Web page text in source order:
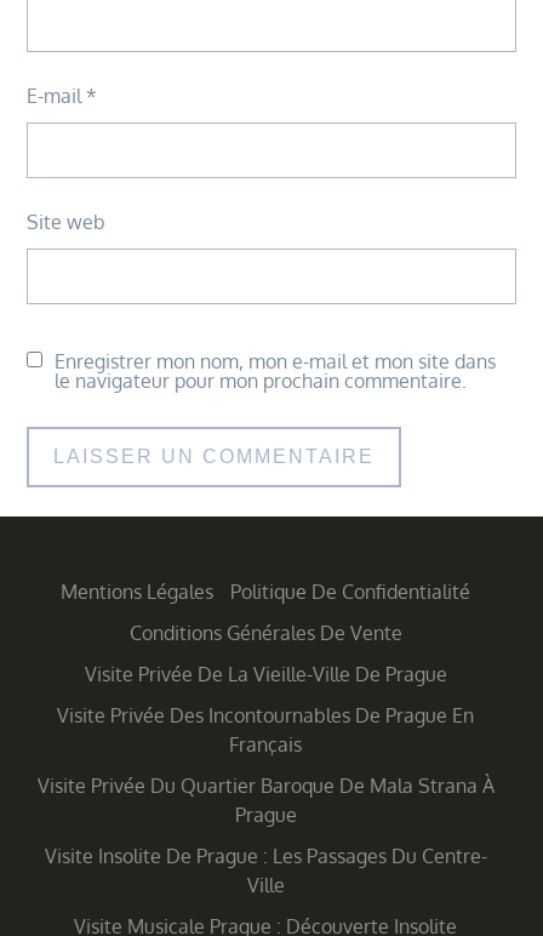
E-mail *
Site web
Enregistrer mon nom, mon e-mail et mon site dans
le navigateur pour mon prochain commentaire.
Mentions Légales
Politique De Confidentialité
Conditions Générales De Vente
Visite Privée De La Vieille-Ville De Prague
Visite Privée Des Incontournables De Prague En
Français
Visite Privée Du Quartier Baroque De Mala Strana À
Prague
Visite Insolite De Prague : Les Passages Du Centre-
Ville
Visite Musicale Prague : Découverte Insolite